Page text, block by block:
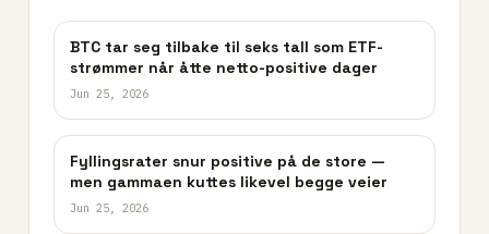
BTC tar seg tilbake til seks tall som ETF-
strømmer når åtte netto-positive dager
Jun 25, 2026
Fyllingsrater snur positive på de store —
men gammaen kuttes likevel begge veier
Jun 25, 2026